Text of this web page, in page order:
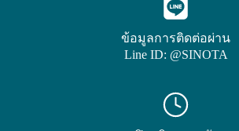
ข้อมูลการติดต่อผ่าน
Line ID: @SINOTA